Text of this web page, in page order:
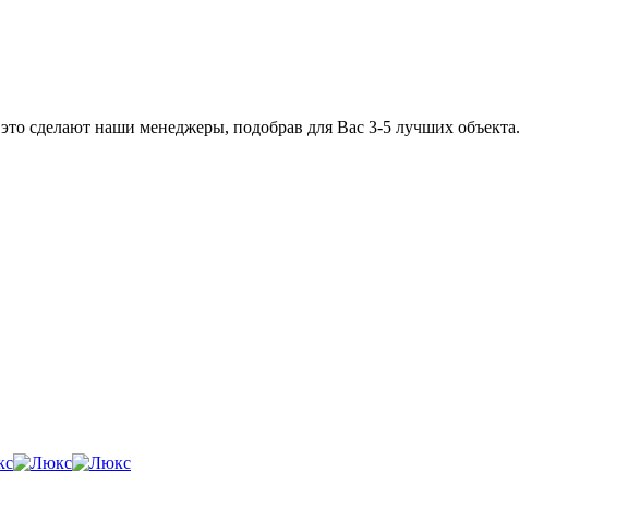
сделают наши менеджеры, подобрав для Вас 3-5 лучших объекта.